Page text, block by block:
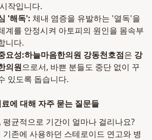
작입니다.
'해독': 체내 염증을 유발하는 '열독'을
계를 안정시켜 아토피의 원인을 몸속부
니다.
요성:하늘마음한의원 강동천호점은 강
의원으로서, 바쁜 분들도 중단 없이 꾸
있도록 돕습니다.
에 대해 자주 묻는 질문들
평균적으로 기간이 얼마나 걸리나요?
기존에 사용하던 스테로이드 연고와 병